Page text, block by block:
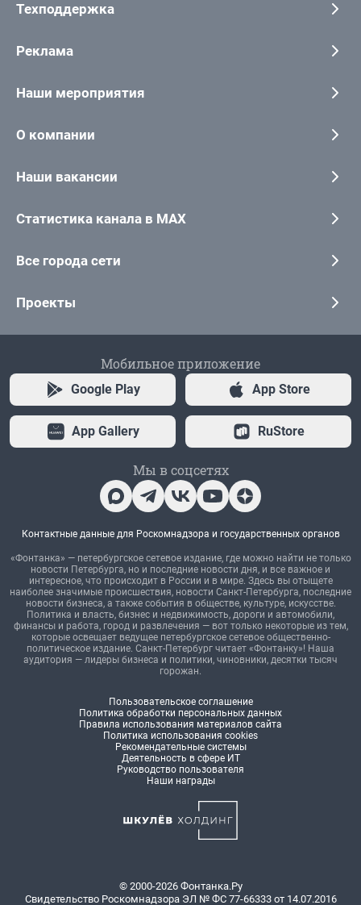
Техподдержка
Реклама
Наши мероприятия
О компании
Наши вакансии
Статистика канала в MAX
Все города сети
Проекты
Мобильное приложение
Google Play App Store
App Gallery RuStore
Мы в соцсетях
Контактные данные для Роскомнадзора и государственных органов
«Фонтанка» — петербургское сетевое издание, где можно найти не только
новости Петербурга, но и последние новости дня, и все важное и
интересное, что происходит в России и в мире. Здесь вы отыщете
наиболее значимые происшествия, новости Санкт-Петербурга, последние
новости бизнеса, а также события в обществе, культуре, искусстве.
Политика и власть, бизнес и недвижимость, дороги и автомобили,
финансы и работа, город и развлечения — вот только некоторые из тем,
которые освещает ведущее петербургское сетевое общественно-
политическое издание. Санкт-Петербург читает «Фонтанку»! Наша
аудитория — лидеры бизнеса и политики, чиновники, десятки тысяч
горожан.
Пользовательское соглашение
Политика обработки персональных данных
Правила использования материалов сайта
Политика использования cookies
Рекомендательные системы
Деятельность в сфере ИТ
Руководство пользователя
Наши награды
© 2000-2026 Фонтанка.Ру
Свидетельство Роскомнадзора ЭЛ № ФС 77-66333 от 14.07.2016